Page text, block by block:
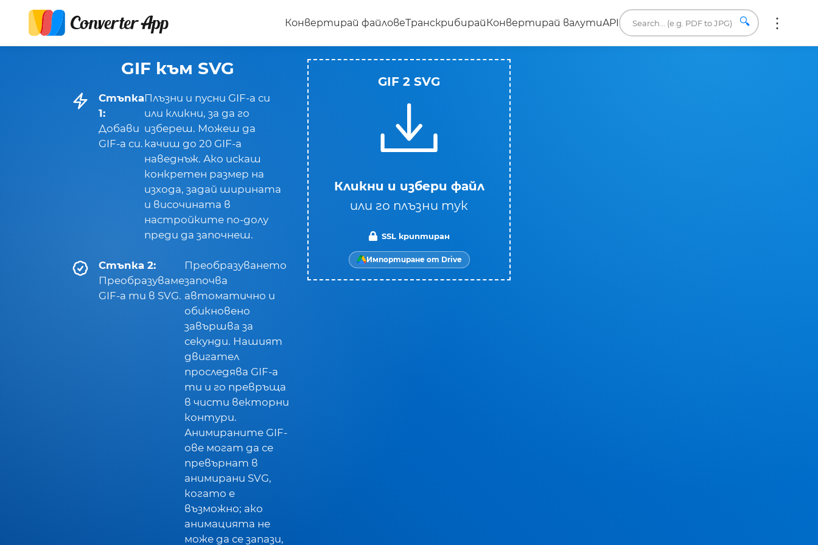
Конвертирай файловеТранскрибирай Конвертирай валутиAPI 🔍
GIF към SVG
Стъпка
1:
Добави
GIF-а си.
Плъзни и пусни GIF-а си
или кликни, за да го
избереш. Можеш да
качиш до 20 GIF-а
наведнъж. Ако искаш
конкретен размер на
изхода, задай ширината
и височината в
настройките по-долу
преди да започнеш.
Стъпка 2:
Преобразуваме
GIF-а ти в SVG.
Преобразуването
започва
автоматично и
обикновено
завършва за
секунди. Нашият
двигател
проследява GIF-а
ти и го превръща
в чисти векторни
контури.
Анимираните GIF-
ове могат да се
превърнат в
анимирани SVG,
когато е
възможно; ако
анимацията не
може да се запази,
GIF 2 SVG
Кликни и избери файл
или го плъзни тук
SSL криптиран
Импортиране от Drive